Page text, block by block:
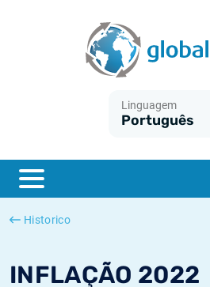
Linguagem
Português
Historico
INFLAÇÃO 2022
ESTER
SONIA
O que é a inflação do IPC?
O que é a inflação do IHPC?
Inflação Estados Unidos
Inflação Europa
Taxas Euribor históricas
Taxas ESTER históricas
Taxas SONIA históricas
Taxas TONAR históricas
Calculadora de inflação